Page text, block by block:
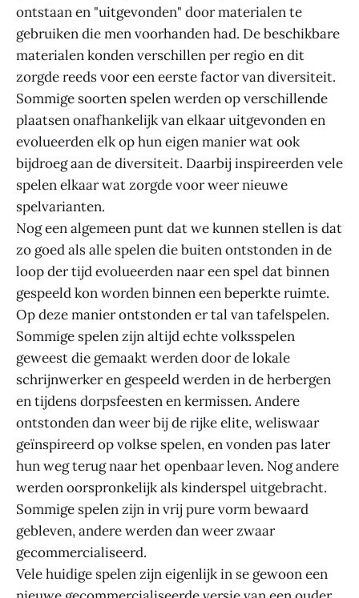
ontstaan en "uitgevonden" door materialen te
gebruiken die men voorhanden had. De beschikbare
materialen konden verschillen per regio en dit
zorgde reeds voor een eerste factor van diversiteit.
Sommige soorten spelen werden op verschillende
plaatsen onafhankelijk van elkaar uitgevonden en
evolueerden elk op hun eigen manier wat ook
bijdroeg aan de diversiteit. Daarbij inspireerden vele
spelen elkaar wat zorgde voor weer nieuwe
spelvarianten.
Nog een algemeen punt dat we kunnen stellen is dat
zo goed als alle spelen die buiten ontstonden in de
loop der tijd evolueerden naar een spel dat binnen
gespeeld kon worden binnen een beperkte ruimte.
Op deze manier ontstonden er tal van tafelspelen.
Sommige spelen zijn altijd echte volksspelen
geweest die gemaakt werden door de lokale
schrijnwerker en gespeeld werden in de herbergen
en tijdens dorpsfeesten en kermissen. Andere
ontstonden dan weer bij de rijke elite, weliswaar
geïnspireerd op volkse spelen, en vonden pas later
hun weg terug naar het openbaar leven. Nog andere
werden oorspronkelijk als kinderspel uitgebracht.
Sommige spelen zijn in vrij pure vorm bewaard
gebleven, andere werden dan weer zwaar
gecommercialiseerd.
Vele huidige spelen zijn eigenlijk in se gewoon een